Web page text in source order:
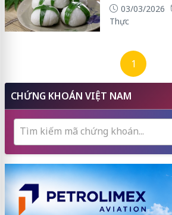
03/03/2026
Thực
1
CHỨNG KHOÁN VIỆT NAM
Tìm kiếm mã chứng khoán...